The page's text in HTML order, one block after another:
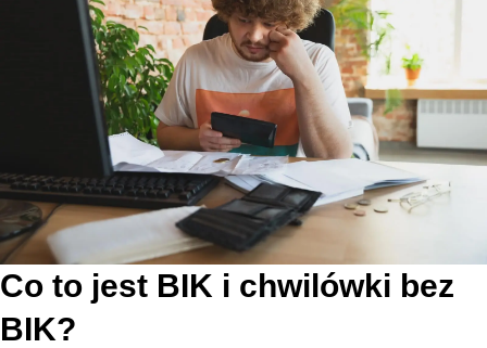
Co to jest BIK i chwilówki bez
BIK?